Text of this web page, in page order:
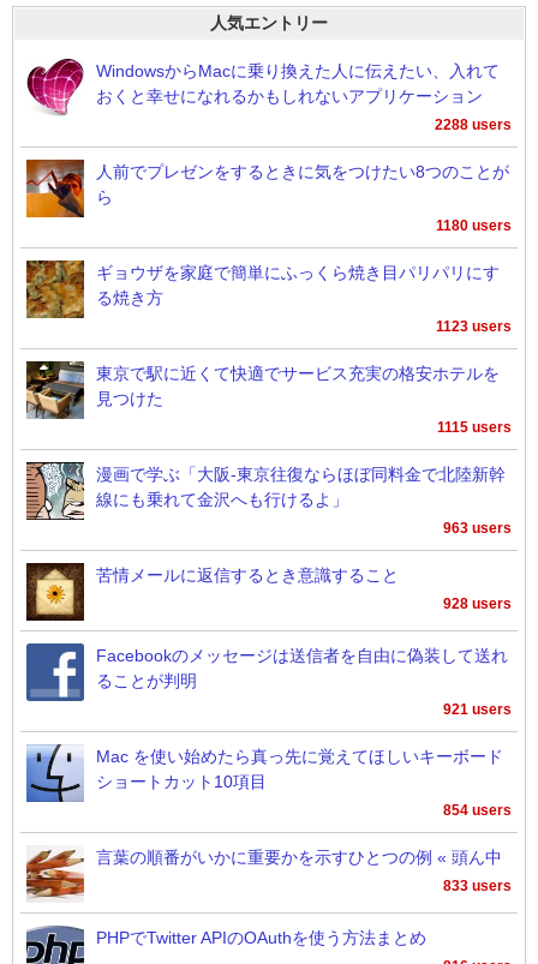
人気エントリー
WindowsからMacに乗り換えた人に伝えたい、入れて
おくと幸せになれるかもしれないアプリケーション
2288 users
人前でプレゼンをするときに気をつけたい8つのことが
ら
1180 users
ギョウザを家庭で簡単にふっくら焼き目パリパリにす
る焼き方
1123 users
東京で駅に近くて快適でサービス充実の格安ホテルを
見つけた
1115 users
漫画で学ぶ「大阪-東京往復ならほぼ同料金で北陸新幹
線にも乗れて金沢へも行けるよ」
963 users
苦情メールに返信するとき意識すること
928 users
Facebookのメッセージは送信者を自由に偽装して送れ
ることが判明
921 users
Mac を使い始めたら真っ先に覚えてほしいキーボード
ショートカット10項目
854 users
言葉の順番がいかに重要かを示すひとつの例 « 頭ん中
833 users
PHPでTwitter APIのOAuthを使う方法まとめ